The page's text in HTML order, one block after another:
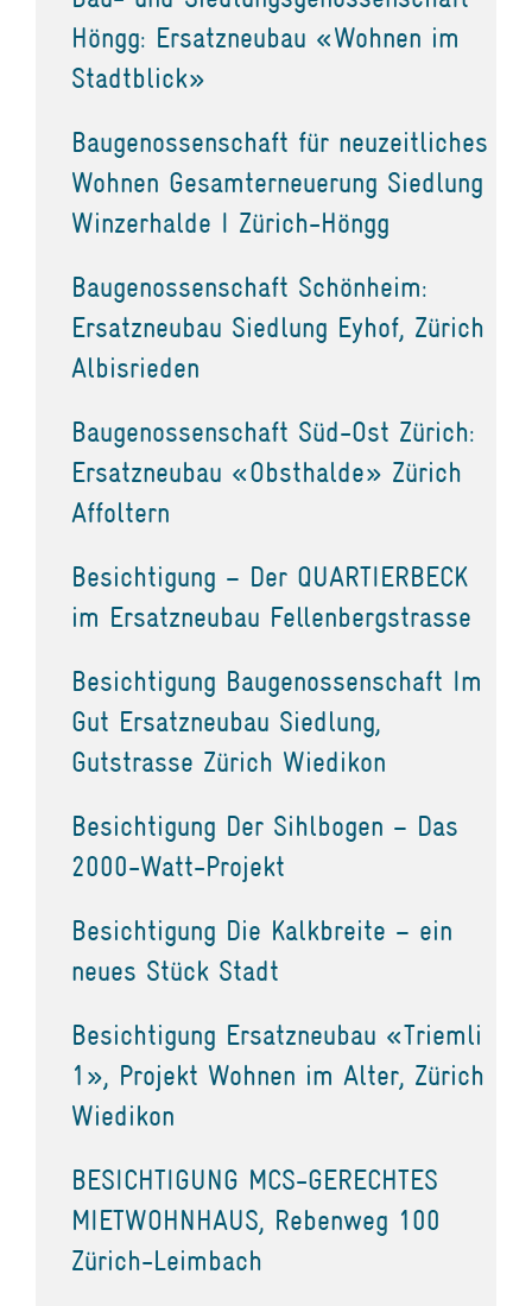
Höngg: Ersatzneubau «Wohnen im
Stadtblick»
Baugenossenschaft für neuzeitliches
Wohnen Gesamterneuerung Siedlung
Winzerhalde I Zürich-Höngg
Baugenossenschaft Schönheim:
Ersatzneubau Siedlung Eyhof, Zürich
Albisrieden
Baugenossenschaft Süd-Ost Zürich:
Ersatzneubau «Obsthalde» Zürich
Affoltern
Besichtigung – Der QUARTIERBECK
im Ersatzneubau Fellenbergstrasse
Besichtigung Baugenossenschaft Im
Gut Ersatzneubau Siedlung,
Gutstrasse Zürich Wiedikon
Besichtigung Der Sihlbogen – Das
2000-Watt-Projekt
Besichtigung Die Kalkbreite – ein
neues Stück Stadt
Besichtigung Ersatzneubau «Triemli
1», Projekt Wohnen im Alter, Zürich
Wiedikon
BESICHTIGUNG MCS-GERECHTES
MIETWOHNHAUS, Rebenweg 100
Zürich-Leimbach